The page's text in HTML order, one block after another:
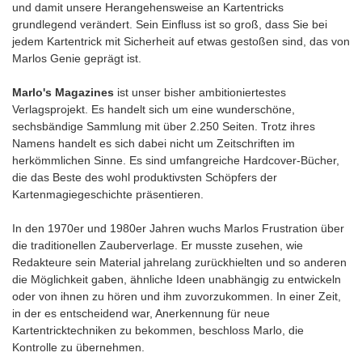
und damit unsere Herangehensweise an Kartentricks
grundlegend verändert. Sein Einfluss ist so groß, dass Sie bei
jedem Kartentrick mit Sicherheit auf etwas gestoßen sind, das von
Marlos Genie geprägt ist.
Marlo's Magazines ist unser bisher ambitioniertestes
Verlagsprojekt. Es handelt sich um eine wunderschöne,
sechsbändige Sammlung mit über 2.250 Seiten. Trotz ihres
Namens handelt es sich dabei nicht um Zeitschriften im
herkömmlichen Sinne. Es sind umfangreiche Hardcover-Bücher,
die das Beste des wohl produktivsten Schöpfers der
Kartenmagiegeschichte präsentieren.
In den 1970er und 1980er Jahren wuchs Marlos Frustration über
die traditionellen Zauberverlage. Er musste zusehen, wie
Redakteure sein Material jahrelang zurückhielten und so anderen
die Möglichkeit gaben, ähnliche Ideen unabhängig zu entwickeln
oder von ihnen zu hören und ihm zuvorzukommen. In einer Zeit,
in der es entscheidend war, Anerkennung für neue
Kartentricktechniken zu bekommen, beschloss Marlo, die
Kontrolle zu übernehmen.